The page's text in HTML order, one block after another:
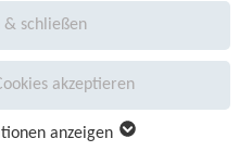
& schließen
akzeptieren
anzeigen